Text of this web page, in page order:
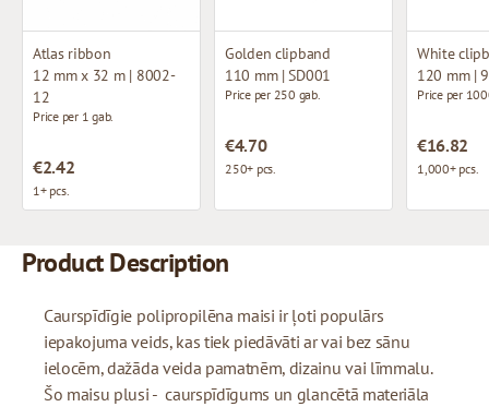
Atlas ribbon
12 mm x 32 m | 8002-
12
Price per 1 gab.
€2.42
1+ pcs.
Golden clipband
110 mm | SD001
Price per 250 gab.
€4.70
250+ pcs.
White
120 mm |
Price per
€16.82
1,000+ pcs.
Product Description
Caurspīdīgie polipropilēna maisi ir ļoti populārs
iepakojuma veids, kas tiek piedāvāti ar vai bez sānu
ielocēm, dažāda veida pamatnēm, dizainu vai līmmalu.
Šo maisu plusi - caurspīdīgums un glancētā materiāla